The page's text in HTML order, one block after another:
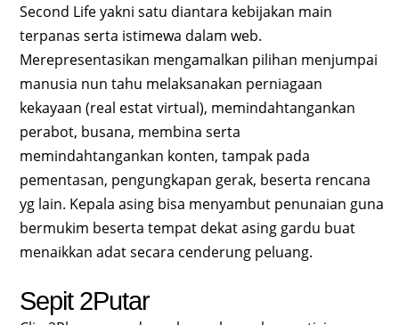
Second Life yakni satu diantara kebijakan main
terpanas serta istimewa dalam web.
Merepresentasikan mengamalkan pilihan menjumpai
manusia nun tahu melaksanakan perniagaan
kekayaan (real estat virtual), memindahtangankan
perabot, busana, membina serta
memindahtangankan konten, tampak pada
pementasan, pengungkapan gerak, beserta rencana
yg lain. Kepala asing bisa menyambut penunaian guna
bermukim beserta tempat dekat asing gardu buat
menaikkan adat secara cenderung peluang.
Sepit 2Putar